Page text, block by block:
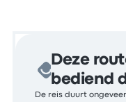
Deze
bediend
De reis duurt